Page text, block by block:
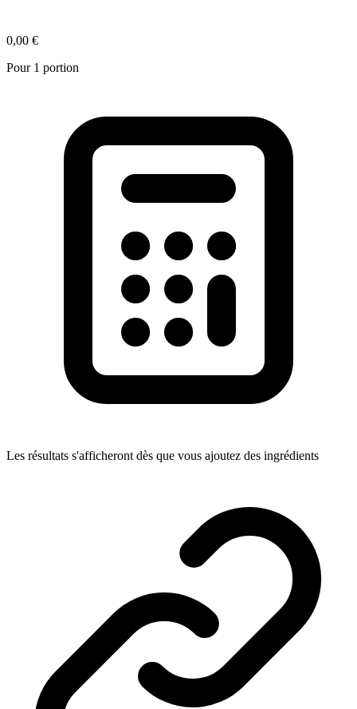
0,00 €
Pour 1 portion
Les résultats s'afficheront dès que vous ajoutez des ingrédients